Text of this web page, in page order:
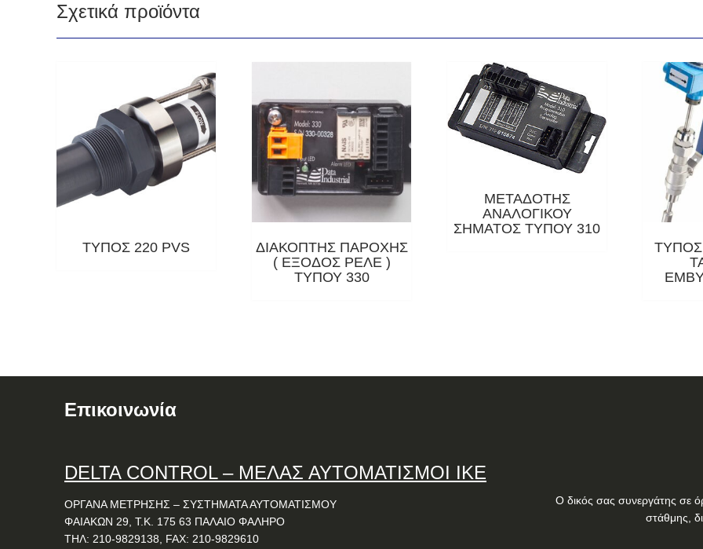
Σχετικά προϊόντα
ΤΥΠΟΣ 220 PVS
ΔΙΑΚΟΠΤΗΣ ΠΑΡΟΧΗΣ
( ΕΞΟΔΟΣ ΡΕΛΕ )
ΤΥΠΟΥ 330
ΜΕΤΑΔΟΤΗΣ
ΑΝΑΛΟΓΙΚΟΥ
ΣΗΜΑΤΟΣ ΤΥΠΟΥ 310
ΤΥΠΟΣ
Επικοινωνία
DELTA CONTROL– ΜΕΛΑΣ ΑΥΤΟΜΑΤΙΣΜΟΙ ΙΚΕ
ΟΡΓΑΝΑ ΜΕΤΡΗΣΗΣ – ΣΥΣΤΗΜΑΤΑ ΑΥΤΟΜΑΤΙΣΜΟΥ
ΦΑΙΑΚΩΝ 29, Τ.Κ. 175 63 ΠΑΛΑΙΟ ΦΑΛΗΡΟ
ΤΗΛ: 210-9829138, FAX: 210-9829610
Ο δικός σας συνεργάτης σε
στάθμης,